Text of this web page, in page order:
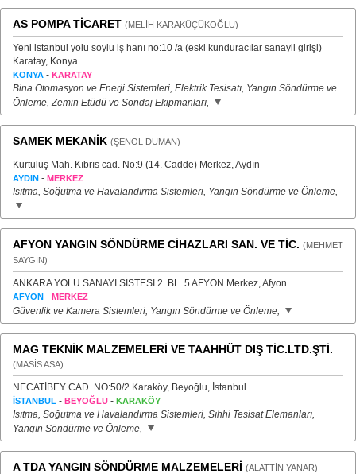
AS POMPA TİCARET (MELİH KARAKÜÇÜKOĞLU)
Yeni istanbul yolu soylu iş hanı no:10 /a (eski kunduracılar sanayii girişi)
Karatay, Konya
KONYA - KARATAY
Bina Otomasyon ve Enerji Sistemleri, Elektrik Tesisatı, Yangın Söndürme ve
Önleme, Zemin Etüdü ve Sondaj Ekipmanları,
SAMEK MEKANİK (ŞENOL DUMAN)
Kurtuluş Mah. Kıbrıs cad. No:9 (14. Cadde) Merkez, Aydın
AYDIN - MERKEZ
Isıtma, Soğutma ve Havalandırma Sistemleri, Yangın Söndürme ve Önleme,
AFYON YANGIN SÖNDÜRME CİHAZLARI SAN. VE TİC. (MEHMET
SAYGIN)
ANKARA YOLU SANAYİ SİSTESİ 2. BL. 5 AFYON Merkez, Afyon
AFYON - MERKEZ
Güvenlik ve Kamera Sistemleri, Yangın Söndürme ve Önleme,
MAG TEKNİK MALZEMELERİ VE TAAHHÜT DIŞ TİC.LTD.ŞTİ.
(MASİS ASA)
NECATİBEY CAD. NO:50/2 Karaköy, Beyoğlu, İstanbul
İSTANBUL - BEYOĞLU - KARAKÖY
Isıtma, Soğutma ve Havalandırma Sistemleri, Sıhhi Tesisat Elemanları,
Yangın Söndürme ve Önleme,
A TDA YANGIN SÖNDÜRME MALZEMELERİ (ALATTİN YANAR)